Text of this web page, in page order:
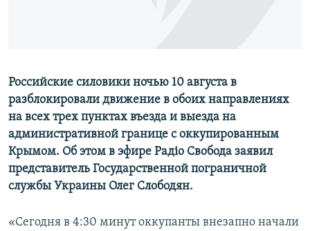
УКРАИНСКАЯ ПРОБЛЕМА КРЫМА
Все сайты RFE/RL
Российские силовики ночью 10 августа в
разблокировали движение в обоих направлениях
на всех трех пунктах въезда и выезда на
административной границе с оккупированным
Крымом. Об этом в эфире Радіо Свобода заявил
представитель Государственной пограничной
службы Украины Олег Слободян.
«Сегодня в 4:30 минут оккупанты внезапно начали